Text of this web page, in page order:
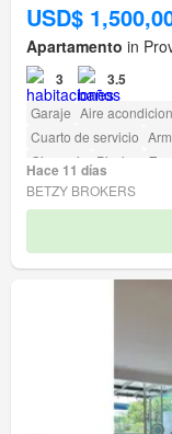
USD$
Apartamento in
3 3.5
Garaje Aire
Cuarto de servicio
Gimnasio
Piscina
Acceso para personas
Hace 11 días
BETZY BROKERS